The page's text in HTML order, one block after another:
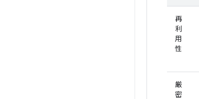
再
利
用
性
厳
密